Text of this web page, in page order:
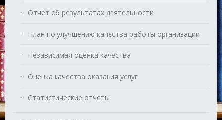
Отчет об результатах деятельности
План по улучшению качества работы организации
Независимая оценка качества
Оценка качества оказания услуг
Статистические отчеты